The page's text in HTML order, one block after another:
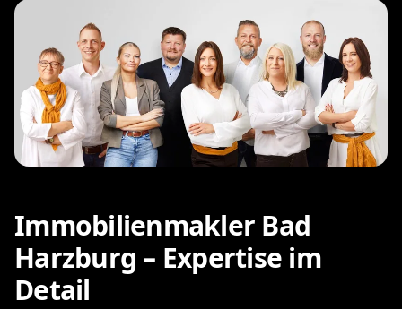
Immobilienmakler Bad
Harzburg – Expertise im
Detail